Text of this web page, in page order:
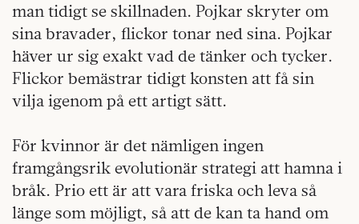
man tidigt se skillnaden. Pojkar skryter om
sina bravader, flickor tonar ned sina. Pojkar
häver ur sig exakt vad de tänker och tycker.
Flickor bemästrar tidigt konsten att få sin
vilja igenom på ett artigt sätt.
För kvinnor är det nämligen ingen
framgångsrik evolutionär strategi att hamna i
bråk. Prio ett är att vara friska och leva så
länge som möjligt, så att de kan ta hand om